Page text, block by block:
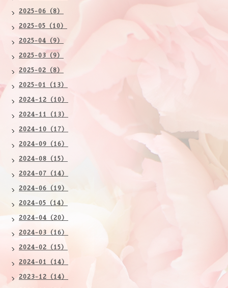
2025-06（8）
2025-05（10）
2025-04（9）
2025-03（9）
2025-02（8）
2025-01（13）
2024-12（10）
2024-11（13）
2024-10（17）
2024-09（16）
2024-08（15）
2024-07（14）
2024-06（19）
2024-05（14）
2024-04（20）
2024-03（16）
2024-02（15）
2024-01（14）
2023-12（14）